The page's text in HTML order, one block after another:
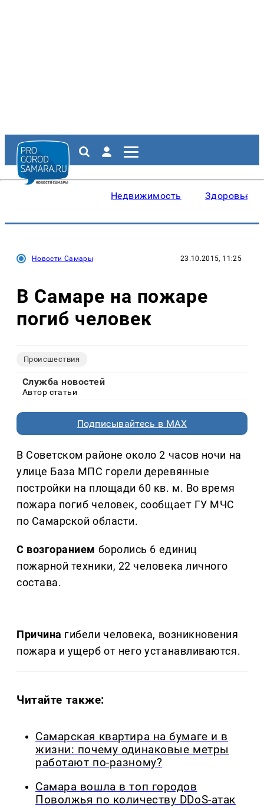
Недвижимость Здоровье
Новости Самары 23.10.2015, 11:25
В Самаре на пожаре
погиб человек
Происшествия
Служба новостей
Автор статьи
Подписывайтесь в MAX
В Советском районе около 2 часов ночи на
улице База МПС горели деревянные
постройки на площади 60 кв. м. Во время
пожара погиб человек, сообщает ГУ МЧС
по Самарской области.
С возгоранием боролись 6 единиц
пожарной техники, 22 человека личного
состава.
Причина гибели человека, возникновения
пожара и ущерб от него устанавливаются.
Читайте также:
Самарская квартира на бумаге и в
жизни: почему одинаковые метры
работают по-разному?
Самара вошла в топ городов
Поволжья по количеству DDoS-атак